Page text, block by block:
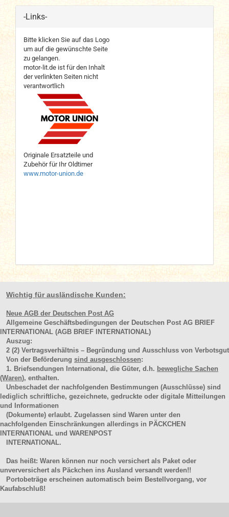
-Links-
Bitte klicken Sie auf das Logo
um auf die gewünschte Seite
zu gelangen.
motor-lit.de ist für den Inhalt
der verlinkten Seiten nicht
verantwortlich
Originale Ersatzteile und
Zubehör für Ihr Oldtimer
www.motor-union.de
Wichtig für ausländische Kunden:
Neue AGB der Deutschen Post AG
Allgemeine Geschäftsbedingungen der Deutschen Post AG BRIEF
INTERNATIONAL (AGB BRIEF INTERNATIONAL)
Auszug:
2 (2) Vertragsverhältnis – Begründung und Ausschluss von Verbotsgut
Von der Beförderung sind ausgeschlossen:
1. Briefsendungen International, die Güter, d.h. bewegliche Sachen
(Waren), enthalten.
Unbeschadet der nachfolgenden Bestimmungen (Ausschlüsse) sind
lediglich schriftliche, gezeichnete, gedruckte oder digitale Mitteilungen
und Informationen
(Dokumente) erlaubt. Zugelassen sind Waren unter den
nachfolgenden Einschränkungen allerdings in PÄCKCHEN
INTERNATIONAL und WARENPOST
INTERNATIONAL.
Das heißt: Waren können nur noch versichert als Paket oder
unverversichert als Päckchen ins Ausland versandt werden!!
Portobeträge erscheinen automatisch beim Bestellvorgang, vor
Kaufabschluß!